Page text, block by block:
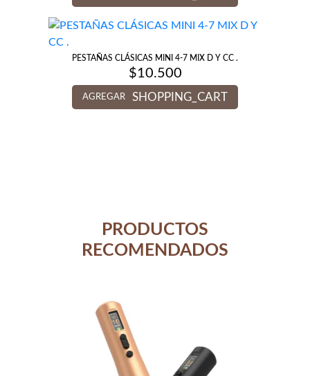
PESTAÑAS CLÁSICAS MINI 4-7 MIX D Y CC .
$10.500
AGREGAR SHOPPING_CART
PRODUCTOS
RECOMENDADOS